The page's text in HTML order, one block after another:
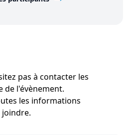
pas à contacter les
de l'évènement.
les informations
joindre.